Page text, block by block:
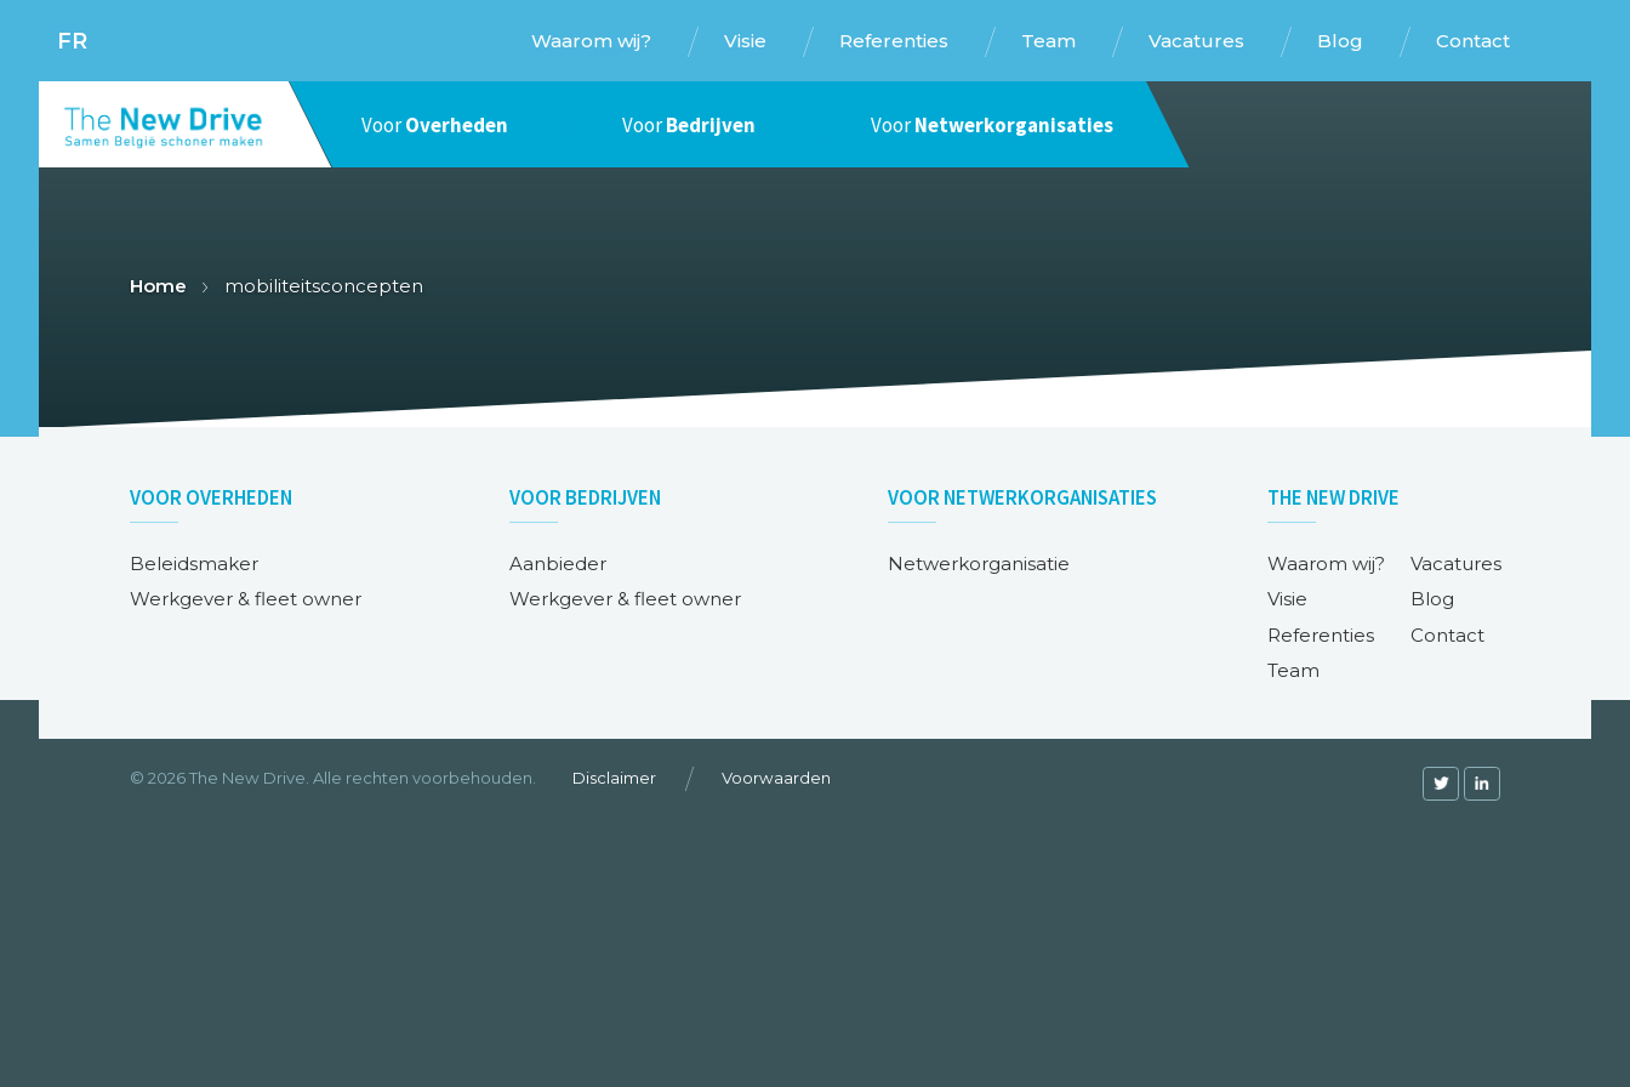
FR Waarom wij? Visie Referenties Team Vacatures Blog Contact
VoorOverheden VoorBedrijven VoorNetwerkorganisaties
Home mobiliteitsconcepten
VOOROVERHEDEN
Beleidsmaker
Werkgever & fleet owner
VOORBEDRIJVEN
Aanbieder
Werkgever & fleet owner
VOORNETWERKORGANISATIES
Netwerkorganisatie
THE NEW DRIVE
Waarom wij?
Visie
Referenties
Team
Vacatures
Blog
Contact
© 2026 The New Drive. Alle rechten voorbehouden. Disclaimer Voorwaarden